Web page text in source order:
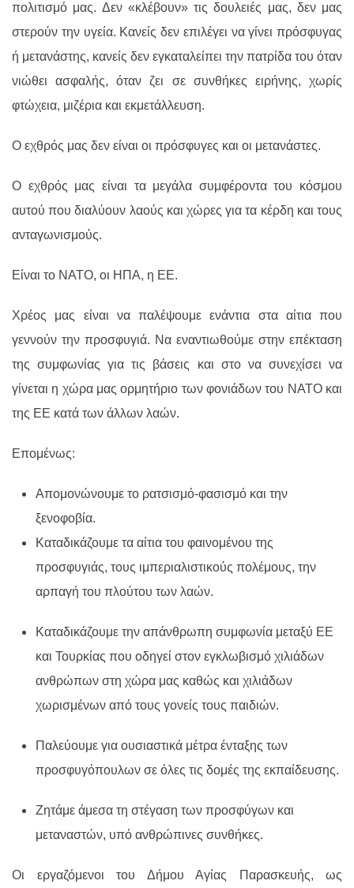
πολιτισμό μας. Δεν «κλέβουν» τις δουλειές μας, δεν μας
στερούν την υγεία. Κανείς δεν επιλέγει να γίνει πρόσφυγας
ή μετανάστης, κανείς δεν εγκαταλείπει την πατρίδα του όταν
νιώθει ασφαλής, όταν ζει σε συνθήκες ειρήνης, χωρίς
φτώχεια, μιζέρια και εκμετάλλευση.
Ο εχθρός μας δεν είναι οι πρόσφυγες και οι μετανάστες.
Ο εχθρός μας είναι τα μεγάλα συμφέροντα του κόσμου
αυτού που διαλύουν λαούς και χώρες για τα κέρδη και τους
ανταγωνισμούς.
Είναι το ΝΑΤΟ, οι ΗΠΑ, η ΕΕ.
Χρέος μας είναι να παλέψουμε ενάντια στα αίτια που
γεννούν την προσφυγιά. Να εναντιωθούμε στην επέκταση
της συμφωνίας για τις βάσεις και στο να συνεχίσει να
γίνεται η χώρα μας ορμητήριο των φονιάδων του ΝΑΤΟ και
της ΕΕ κατά των άλλων λαών.
Επομένως:
Απομονώνουμε το ρατσισμό-φασισμό και την
ξενοφοβία.
Καταδικάζουμε τα αίτια του φαινομένου της
προσφυγιάς, τους ιμπεριαλιστικούς πολέμους, την
αρπαγή του πλούτου των λαών.
Καταδικάζουμε την απάνθρωπη συμφωνία μεταξύ ΕΕ
και Τουρκίας που οδηγεί στον εγκλωβισμό χιλιάδων
ανθρώπων στη χώρα μας καθώς και χιλιάδων
χωρισμένων από τους γονείς τους παιδιών.
Παλεύουμε για ουσιαστικά μέτρα ένταξης των
προσφυγόπουλων σε όλες τις δομές της εκπαίδευσης.
Ζητάμε άμεσα τη στέγαση των προσφύγων και
μεταναστών, υπό ανθρώπινες συνθήκες.
Οι εργαζόμενοι του Δήμου Αγίας Παρασκευής, ως